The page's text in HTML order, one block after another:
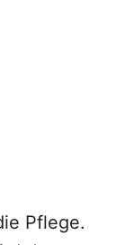
Pflege.